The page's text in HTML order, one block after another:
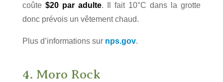
coûte $20 par adulte. Il fait 10°C dans la grotte
donc prévois un vêtement chaud.
Plus d’informations sur nps.gov.
4. Moro Rock